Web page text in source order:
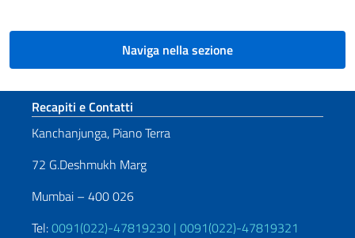
Naviga nella sezione
Sezione footer
Recapiti e Contatti
Kanchanjunga, Piano Terra
72 G.Deshmukh Marg
Mumbai – 400 026
Tel:0091(022)-47819230 | 0091(022)-47819321